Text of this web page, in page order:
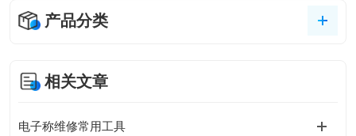
产品分类
相关文章
电子称维修常用工具